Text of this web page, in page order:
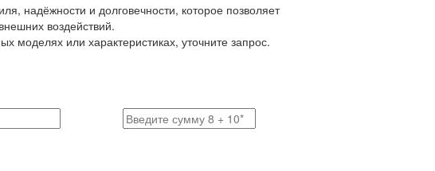
надёжности и долговечности, которое позволяет
воздействий.
моделях или характеристиках, уточните запрос.